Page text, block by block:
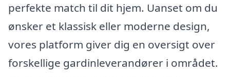
perfekte match til dit hjem. Uanset om du
ønsker et klassisk eller moderne design,
vores platform giver dig en oversigt over
forskellige gardinleverandører i området.